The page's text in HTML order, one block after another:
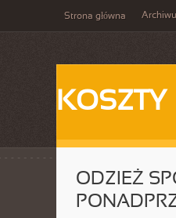
Strona główna
KOSZTY
ODZIEŻ